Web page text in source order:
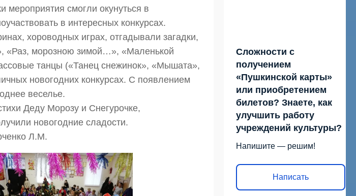
мероприятия смогли окунуться в
в интересных конкурсах.
хороводных играх, отгадывали загадки,
«Раз, морозною зимой…», «Маленькой
танцы («Танец снежинок», «Мышата»,
новогодних конкурсах. С появлением
веселье.
Деду Морозу и Снегурочке,
новогодние сладости.
Л.М.
Сложности с
получением
«Пушкинской карты»
или приобретением
билетов? Знаете, как
улучшить работу
учреждений культуры?
Напишите — решим!
Написать